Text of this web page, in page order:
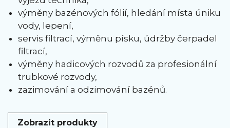
výměny bazénových fólií, hledání místa úniku
vody, lepení,
servis filtrací, výměnu písku, údržby čerpadel
filtrací,
výměny hadicových rozvodů za profesionální
trubkové rozvody,
zazimování a odzimování bazénů.
Zobrazit produkty